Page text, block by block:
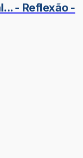
- Reflexão -